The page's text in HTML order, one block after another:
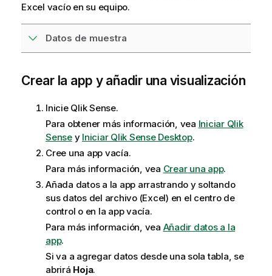
Excel vacío en su equipo.
Datos de muestra
Crear la app y añadir una visualización
Inicie Qlik Sense.
Para obtener más información, vea Iniciar Qlik
Sensey Iniciar Qlik Sense Desktop.
Cree una app vacía.
Para más información, vea Crear una app.
Añada datos a la app arrastrando y soltando
sus datos del archivo (Excel) en el centro de
control o en la app vacía.
Para más información, vea Añadir datos a la
app.
Si va a agregar datos desde una sola tabla, se
abrirá Hoja.